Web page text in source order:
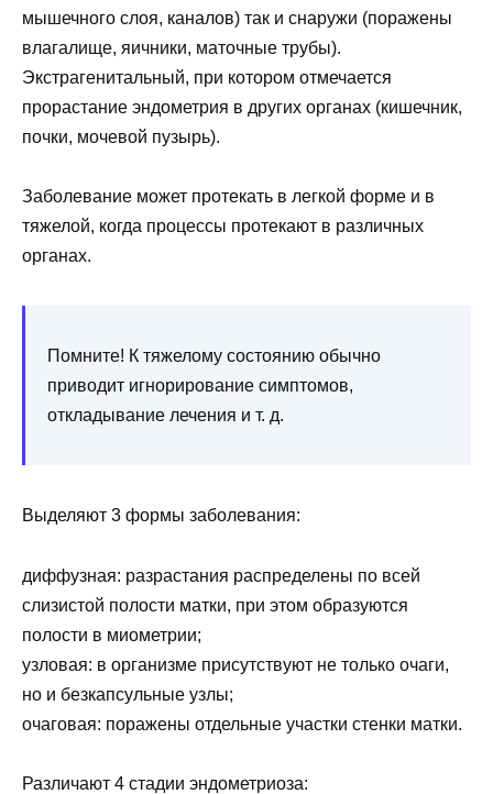
мышечного слоя, каналов) так и снаружи (поражены
влагалище, яичники, маточные трубы).
Экстрагенитальный, при котором отмечается
прорастание эндометрия в других органах (кишечник,
почки, мочевой пузырь).
Заболевание может протекать в легкой форме и в
тяжелой, когда процессы протекают в различных
органах.
Помните! К тяжелому состоянию обычно
приводит игнорирование симптомов,
откладывание лечения и т. д.
Выделяют 3 формы заболевания:
диффузная: разрастания распределены по всей
слизистой полости матки, при этом образуются
полости в миометрии;
узловая: в организме присутствуют не только очаги,
но и безкапсульные узлы;
очаговая: поражены отдельные участки стенки матки.
Различают 4 стадии эндометриоза: